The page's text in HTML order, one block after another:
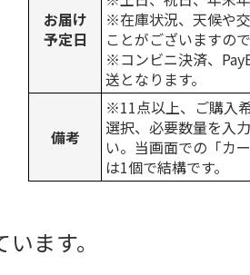
お届け
予定日
※在庫状況、天候や
ことがございますの
※コンビニ決済、
送となります。
備考
※11点以上、ご購入
選択、必要数量を入
い。当画面での「カ
は1個で結構です。
ます。